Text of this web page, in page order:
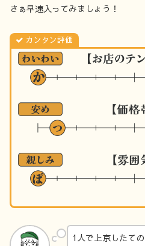
さぁ早速入ってみましょう！
カンタン評価
1人で上京したて